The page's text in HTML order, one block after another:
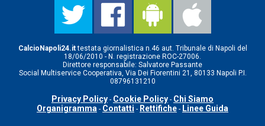
CalcioNapoli24.ittestata giornalistica n.46 aut. Tribunale di Napoli del
18/06/2010 - N. registrazione ROC-27006.
Direttore responsabile: Salvatore Passante
Social Multiservice Cooperativa, Via Dei Fiorentini 21, 80133 Napoli P.I.
08796131210
Privacy Policy - Cookie Policy - Chi Siamo
Organigramma - Contatti - Rettifiche - Linee Guida